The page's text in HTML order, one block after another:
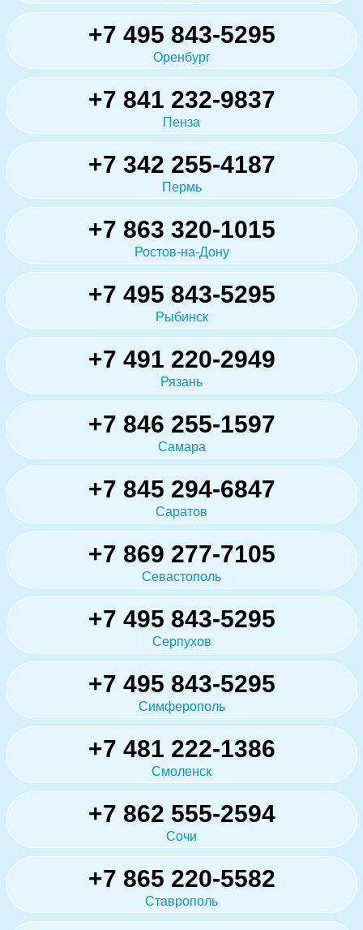
+7 495 843-5295
Оренбург
+7 841 232-9837
Пенза
+7 342 255-4187
Пермь
+7 863 320-1015
Ростов-на-Дону
+7 495 843-5295
Рыбинск
+7 491 220-2949
Рязань
+7 846 255-1597
Самара
+7 845 294-6847
Саратов
+7 869 277-7105
Севастополь
+7 495 843-5295
Серпухов
+7 495 843-5295
Симферополь
+7 481 222-1386
Смоленск
+7 862 555-2594
Сочи
+7 865 220-5582
Ставрополь